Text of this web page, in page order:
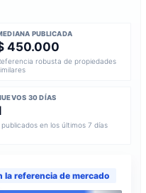
PUBLICADA
450.000
robusta de propiedades
30 DÍAS
publicados en los últimos 7 días
la referencia de mercado